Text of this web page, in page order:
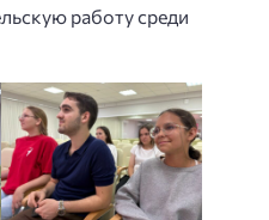
работу среди